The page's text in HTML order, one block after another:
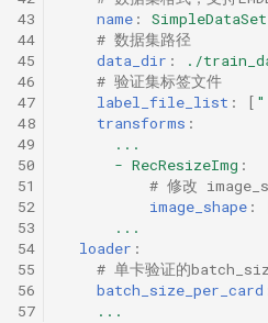
43
44
45
46
47
48
49
50
51
52
53
54
55
56
57
name :
SimpleDataSet
# 数据集路径
data_dir :
./
# 验证集标签文件
label_file_list : [
transforms :
...
- RecResizeImg :
# 修改
image_shape :
...
loader :
# 单卡验证的
batch_size_per_card
...